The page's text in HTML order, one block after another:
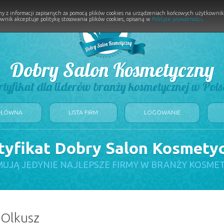
Dobry Salon Kosmetyczny
dla liderów branży kosmetycznej w
LISTA FIRM LOGOWANIE
Dobry Salon
JEDYNIE NAJLEPSZE FIRMY W BRANŻY
informacji zapisanych za pomocą plików cookies na urządzeniach końcowych
akceptuje politykę stosowania plików cookies, opisaną w Polityce prywatności